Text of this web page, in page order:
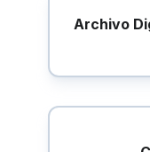
Archivo